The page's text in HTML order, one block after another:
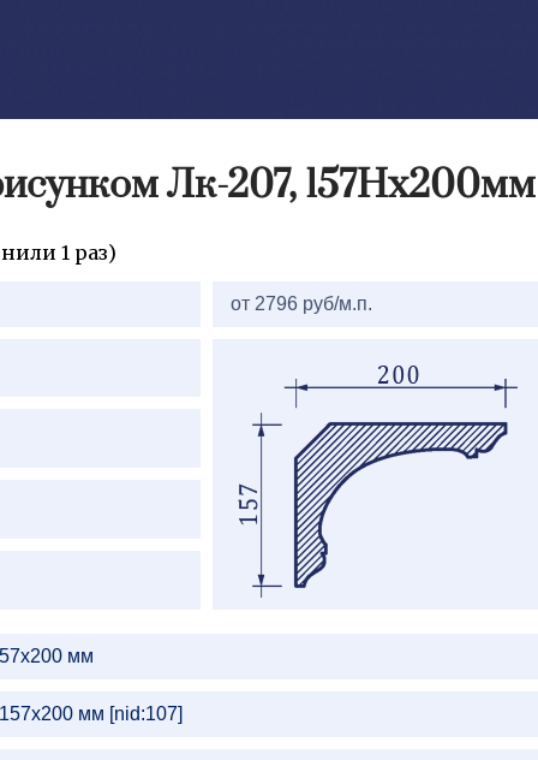
Лк-207,
1 раз)
от 2796 руб/м.п.
мм
мм [nid:107]